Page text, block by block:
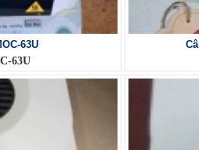
63U
63U